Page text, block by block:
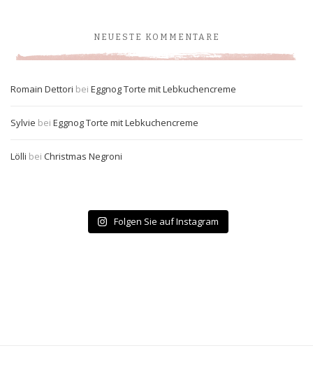
NEUESTE KOMMENTARE
Romain Dettori bei Eggnog Torte mit Lebkuchencreme
Sylvie bei Eggnog Torte mit Lebkuchencreme
Lölli bei Christmas Negroni
Folgen Sie auf Instagram